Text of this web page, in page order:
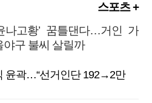
스포츠 +
나고황’ 꿈틀댄다…거인 가
야구 불씨 살릴까
윤곽…“선거인단 192→2만